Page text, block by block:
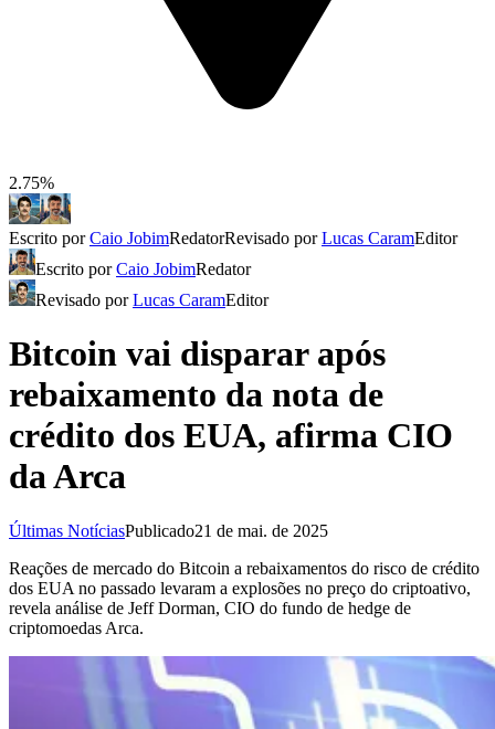
2.75%
Escrito porCaio JobimRedatorRevisado porLucas CaramEditor
Escrito porCaio JobimRedator
Revisado porLucas CaramEditor
Bitcoin vai disparar após
rebaixamento da nota de
crédito dos EUA, afirma CIO
da Arca
Últimas NotíciasPublicado21 de mai. de 2025
Reações de mercado do Bitcoin a rebaixamentos do risco de crédito
dos EUA no passado levaram a explosões no preço do criptoativo,
revela análise de Jeff Dorman, CIO do fundo de hedge de
criptomoedas Arca.